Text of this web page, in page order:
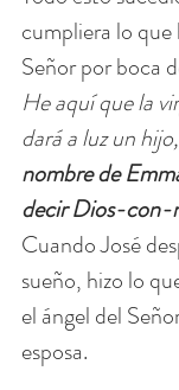
cumpliera lo
Señor por boca
He aquí que la
dará a luz un hijo,
nombre de
decir Dios-con-
Cuando José
sueño, hizo lo
el ángel del
esposa.